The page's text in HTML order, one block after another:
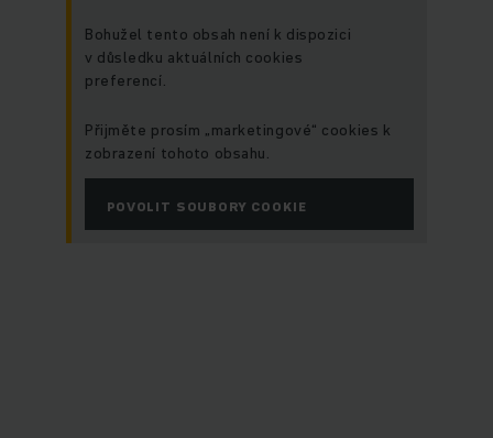
Bohužel tento obsah není k dispozici
v důsledku aktuálních cookies
preferencí.
Přijměte prosím „marketingové“ cookies k
zobrazení tohoto obsahu.
POVOLIT SOUBORY COOKIE